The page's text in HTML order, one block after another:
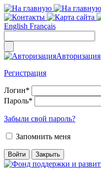
English Français
Авторизация
Регистрация
Логин*
Пароль*
Забыли свой пароль?
Запомнить меня